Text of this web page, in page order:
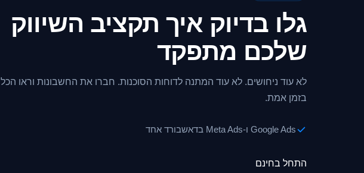
גלו בדיוק איך תקציב השיווק
שלכם מתפקד
לא עוד ניחושים. לא עוד המתנה לדוחות הסוכנות. חברו את החשבונות וראו הכל
בזמן אמת.
Google Ads ו-Meta Ads בדאשבורד אחד
התחל בחינם